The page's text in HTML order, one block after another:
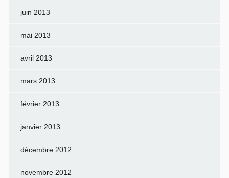
juin 2013
mai 2013
avril 2013
mars 2013
février 2013
janvier 2013
décembre 2012
novembre 2012